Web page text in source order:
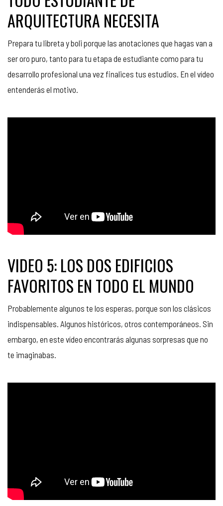
ARQUITECTURA NECESITA
Prepara tu libreta y boli porque las anotaciones que hagas van a
ser oro puro, tanto para tu etapa de estudiante como para tu
desarrollo profesional una vez finalices tus estudios. En el vídeo
entenderás el motivo.
VIDEO 5: LOS DOS EDIFICIOS
FAVORITOS EN TODO EL MUNDO
Probablemente algunos te los esperas, porque son los clásicos
indispensables. Algunos históricos, otros contemporáneos. Sin
embargo, en este vídeo encontrarás algunas sorpresas que no
te imaginabas.